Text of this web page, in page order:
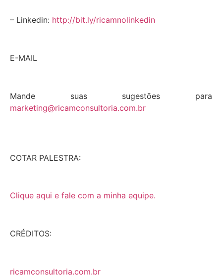
– Linkedin: http://bit.ly/ricamnolinkedin
E-MAIL
Mande suas sugestões para
marketing@ricamconsultoria.com.br
COTAR PALESTRA:
Clique aqui e fale com a minha equipe.
CRÉDITOS:
ricamconsultoria.com.br